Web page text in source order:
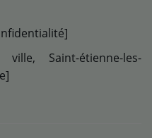
Saint-étienne-les-